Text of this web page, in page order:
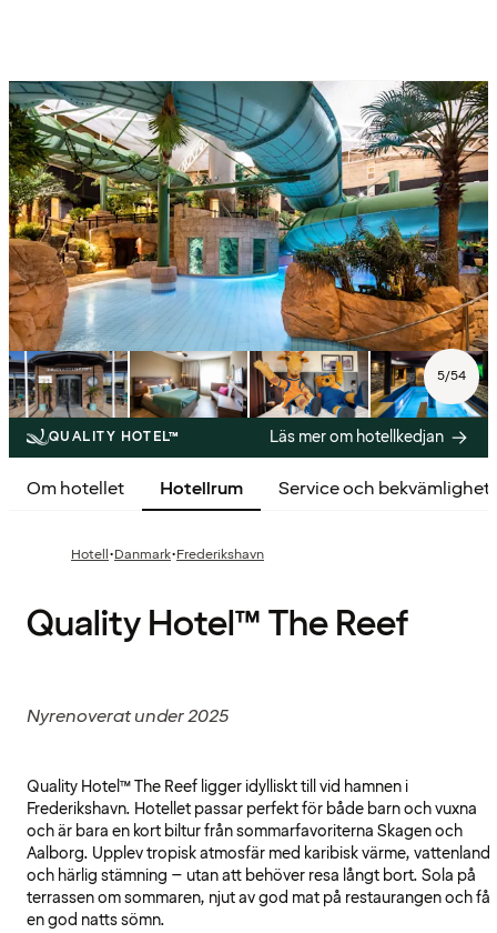
5/54
QUALITY HOTEL™ Läs mer om hotellkedjan
Om hotellet Hotellrum Service och
Hotell·Danmark·Frederikshavn
Quality Hotel™ The Reef
Nyrenoverat under 2025
Quality Hotel™ The Reef ligger idylliskt till vid hamnen i
Frederikshavn. Hotellet passar perfekt för både barn och vuxna
och är bara en kort biltur från sommarfavoriterna Skagen och
Aalborg. Upplev tropisk atmosfär med karibisk värme, vattenland
och härlig stämning – utan att behöver resa långt bort. Sola på
terrassen om sommaren, njut av god mat på restaurangen och få
en god natts sömn.